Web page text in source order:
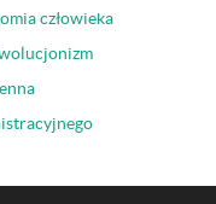
człowieka